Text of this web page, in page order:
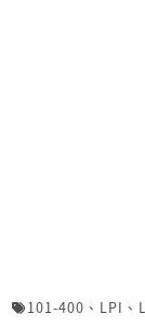
101-400 、 LPI 、